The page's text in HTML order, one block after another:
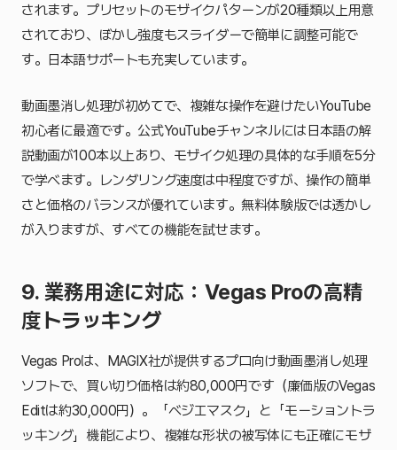
されます。プリセットのモザイクパターンが20種類以上用意
されており、ぼかし強度もスライダーで簡単に調整可能で
す。日本語サポートも充実しています。
動画墨消し処理が初めてで、複雑な操作を避けたいYouTube
初心者に最適です。公式YouTubeチャンネルには日本語の解
説動画が100本以上あり、モザイク処理の具体的な手順を5分
で学べます。レンダリング速度は中程度ですが、操作の簡単
さと価格のバランスが優れています。無料体験版では透かし
が入りますが、すべての機能を試せます。
9. 業務用途に対応：Vegas Proの高精
度トラッキング
Vegas Proは、MAGIX社が提供するプロ向け動画墨消し処理
ソフトで、買い切り価格は約80,000円です（廉価版のVegas
Editは約30,000円）。「ベジエマスク」と「モーショントラ
ッキング」機能により、複雑な形状の被写体にも正確にモザ